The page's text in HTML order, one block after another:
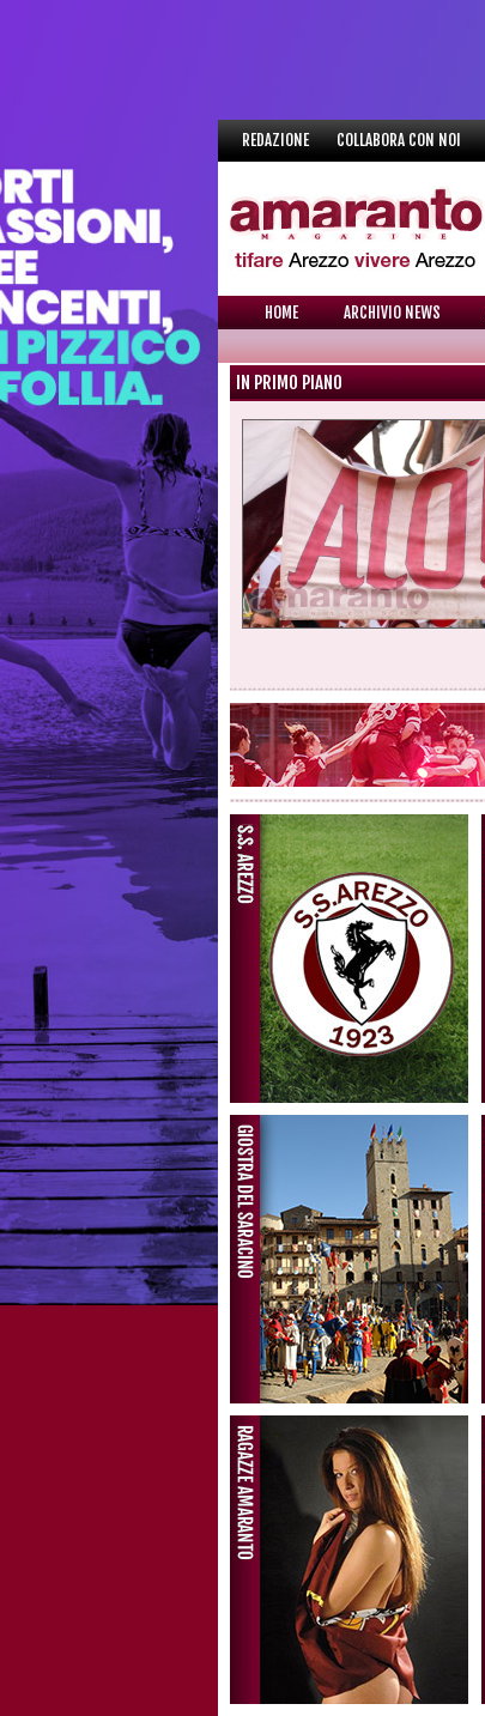
REDAZIONE COLLABORA CON NOI
HOME ARCHIVIO NEWS
IN PRIMO PIANO